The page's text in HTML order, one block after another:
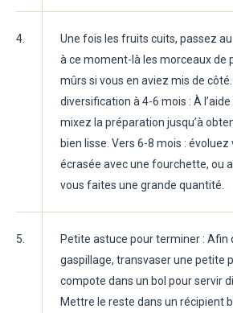
4.
Une fois les fruits cuits, passez
à ce moment-là les morceaux de
mûrs si vous en aviez mis de
diversification à 4-6 mois : À l’aide
mixez la préparation jusqu’à
bien lisse. Vers 6-8 mois :
écrasée avec une fourchette, ou
vous faites une grande quantité.
5.
Petite astuce pour terminer : Afin
gaspillage, transvaser une petite
compote dans un bol pour servir
Mettre le reste dans un récipient